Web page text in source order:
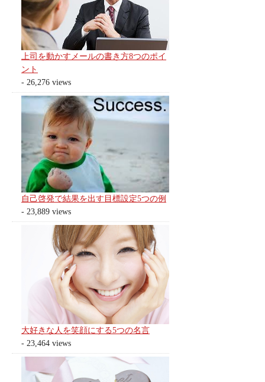
上司を動かすメールの書き方8つのポイ
ント
- 26,276 views
自己啓発で結果を出す目標設定5つの例
- 23,889 views
大好きな人を笑顔にする5つの名言
- 23,464 views